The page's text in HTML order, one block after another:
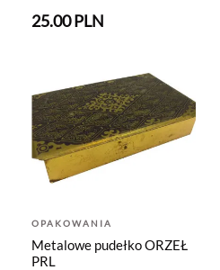
25.00 PLN
OPAKOWANIA
Metalowe pudełko ORZEŁ
PRL